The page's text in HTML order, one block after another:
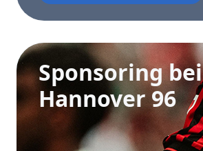
Sponsoring bei
Hannover 96